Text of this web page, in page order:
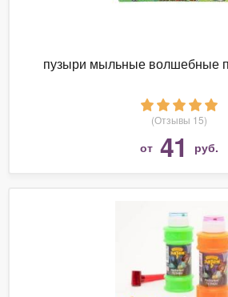
пузыри мыльные волшебные
(Отзывы 15)
от 41 руб.